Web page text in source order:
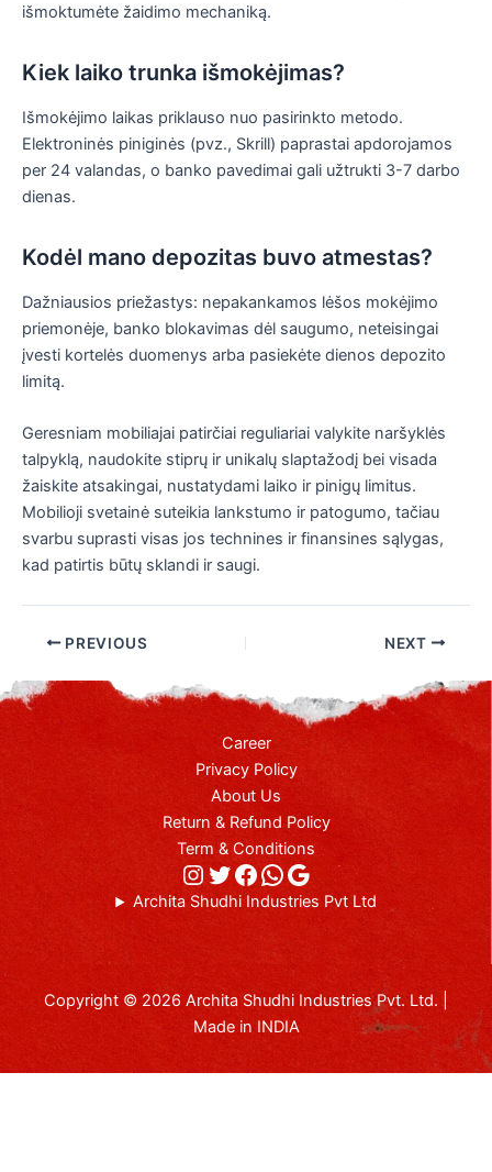
išmoktumėte žaidimo mechaniką.
Kiek laiko trunka išmokėjimas?
Išmokėjimo laikas priklauso nuo pasirinkto metodo.
Elektroninės piniginės (pvz., Skrill) paprastai apdorojamos
per 24 valandas, o banko pavedimai gali užtrukti 3-7 darbo
dienas.
Kodėl mano depozitas buvo atmestas?
Dažniausios priežastys: nepakankamos lėšos mokėjimo
priemonėje, banko blokavimas dėl saugumo, neteisingai
įvesti kortelės duomenys arba pasiekėte dienos depozito
limitą.
Geresniam mobiliajai patirčiai reguliariai valykite naršyklės
talpyklą, naudokite stiprų ir unikalų slaptažodį bei visada
žaiskite atsakingai, nustatydami laiko ir pinigų limitus.
Mobilioji svetainė suteikia lankstumo ir patogumo, tačiau
svarbu suprasti visas jos technines ir finansines sąlygas,
kad patirtis būtų sklandi ir saugi.
PREVIOUS NEXT
Career
Privacy Policy
About Us
Return & Refund Policy
Term & Conditions
Archita Shudhi Industries Pvt Ltd
Copyright © 2026 Archita Shudhi Industries Pvt. Ltd. |
Made in INDIA